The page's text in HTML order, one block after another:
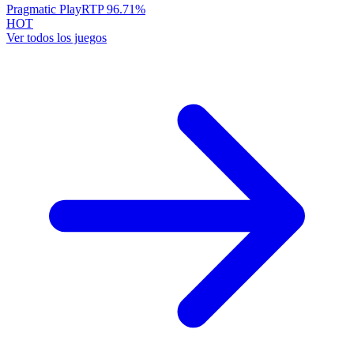
Pragmatic PlayRTP96.71%
HOT
Ver todos los juegos